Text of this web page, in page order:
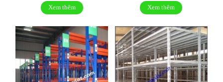
Xem thêm Xem thêm